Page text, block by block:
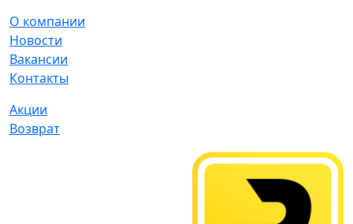
О компании
Новости
Вакансии
Контакты
Акции
Возврат